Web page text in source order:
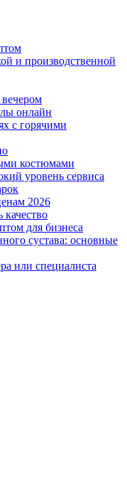
и производственной
онлайн
с горячими
костюмами
уровень сервиса
2026
для бизнеса
сустава: основные
или специалиста